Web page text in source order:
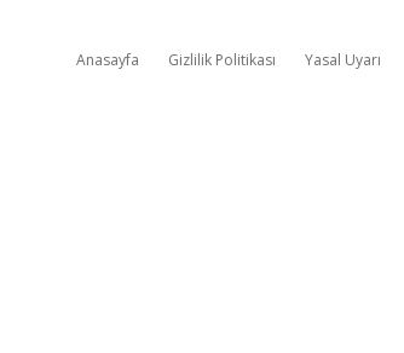
Anasayfa Gizlilik Politikası Yasal Uyarı